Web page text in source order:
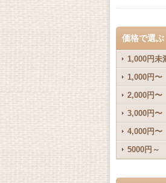
価格で選ぶ
1,000円未
1,000円〜
2,000円〜
3,000円〜
4,000円〜
5000円～